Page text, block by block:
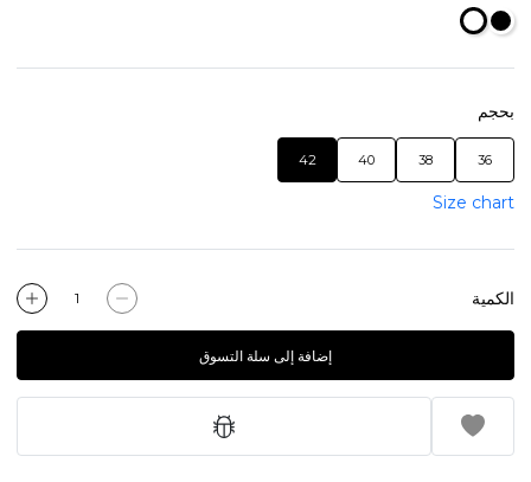
بحجم
36
38
40
42
Size chart
الكمية
إضافة إلى سلة التسوق